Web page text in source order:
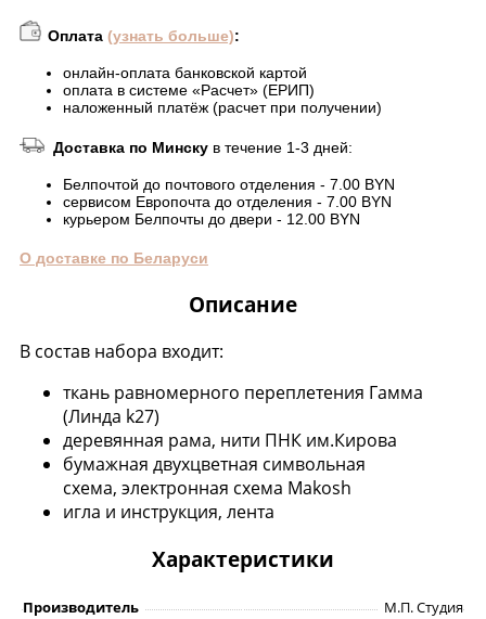
Оплата (узнать больше):
онлайн-оплата банковской картой
оплата в системе «Расчет» (ЕРИП)
наложенный платёж (расчет при получении)
Доставка по Минску в течение 1-3 дней:
Белпочтой до почтового отделения - 7.00 BYN
сервисом Европочта до отделения - 7.00 BYN
курьером Белпочты до двери - 12.00 BYN
О доставке по Беларуси
Описание
В состав набора входит:
ткань равномерного переплетения Гамма
(Линда k27)
деревянная рама, нити ПНК им.Кирова
бумажная двухцветная символьная
схема, электронная схема Makosh
игла и инструкция, лента
Характеристики
Производитель М.П. Студия